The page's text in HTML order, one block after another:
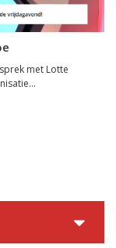
met Lotte